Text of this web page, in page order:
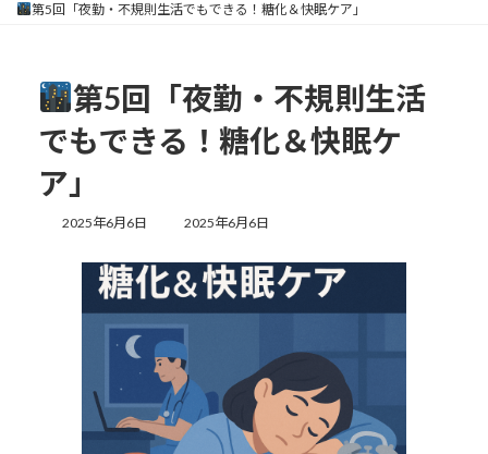
第5回「夜勤・不規則生活でもできる！糖化＆快眠ケア」
第5回「夜勤・不規則生活
でもできる！糖化＆快眠ケ
ア」
2025年6月6日
最
更
新
日
時
2025年6月6日